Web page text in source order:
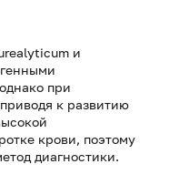
и
при
к развитию
крови, поэтому
диагностики.